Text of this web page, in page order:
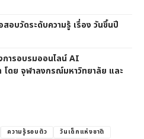
อบวัดระดับความรู้ เรื่อง วันขึ้นปี
การอบรมออนไลน์ AI
ดย จุฬาลงกรณ์มหาวิทยาลัย และ
ความรู้รอบตัว
วันเด็กแห่งชาติ